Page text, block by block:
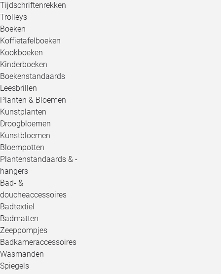
Tijdschriftenrekken
Trolleys
Boeken
Koffietafelboeken
Kookboeken
Kinderboeken
Boekenstandaards
Leesbrillen
Planten & Bloemen
Kunstplanten
Droogbloemen
Kunstbloemen
Bloempotten
Plantenstandaards & -
hangers
Bad- &
doucheaccessoires
Badtextiel
Badmatten
Zeeppompjes
Badkameraccessoires
Wasmanden
Spiegels